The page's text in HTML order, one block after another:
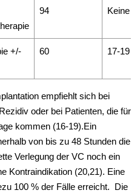
94 Keine
+/-
60 17-19
empfiehlt sich bei
oder bei Patienten, die für
kommen (16-19).Ein
von bis zu 48 Stunden die
Verlegung der VC noch ein
Kontraindikation (20,21). Eine
100 % der Fälle erreicht. Die